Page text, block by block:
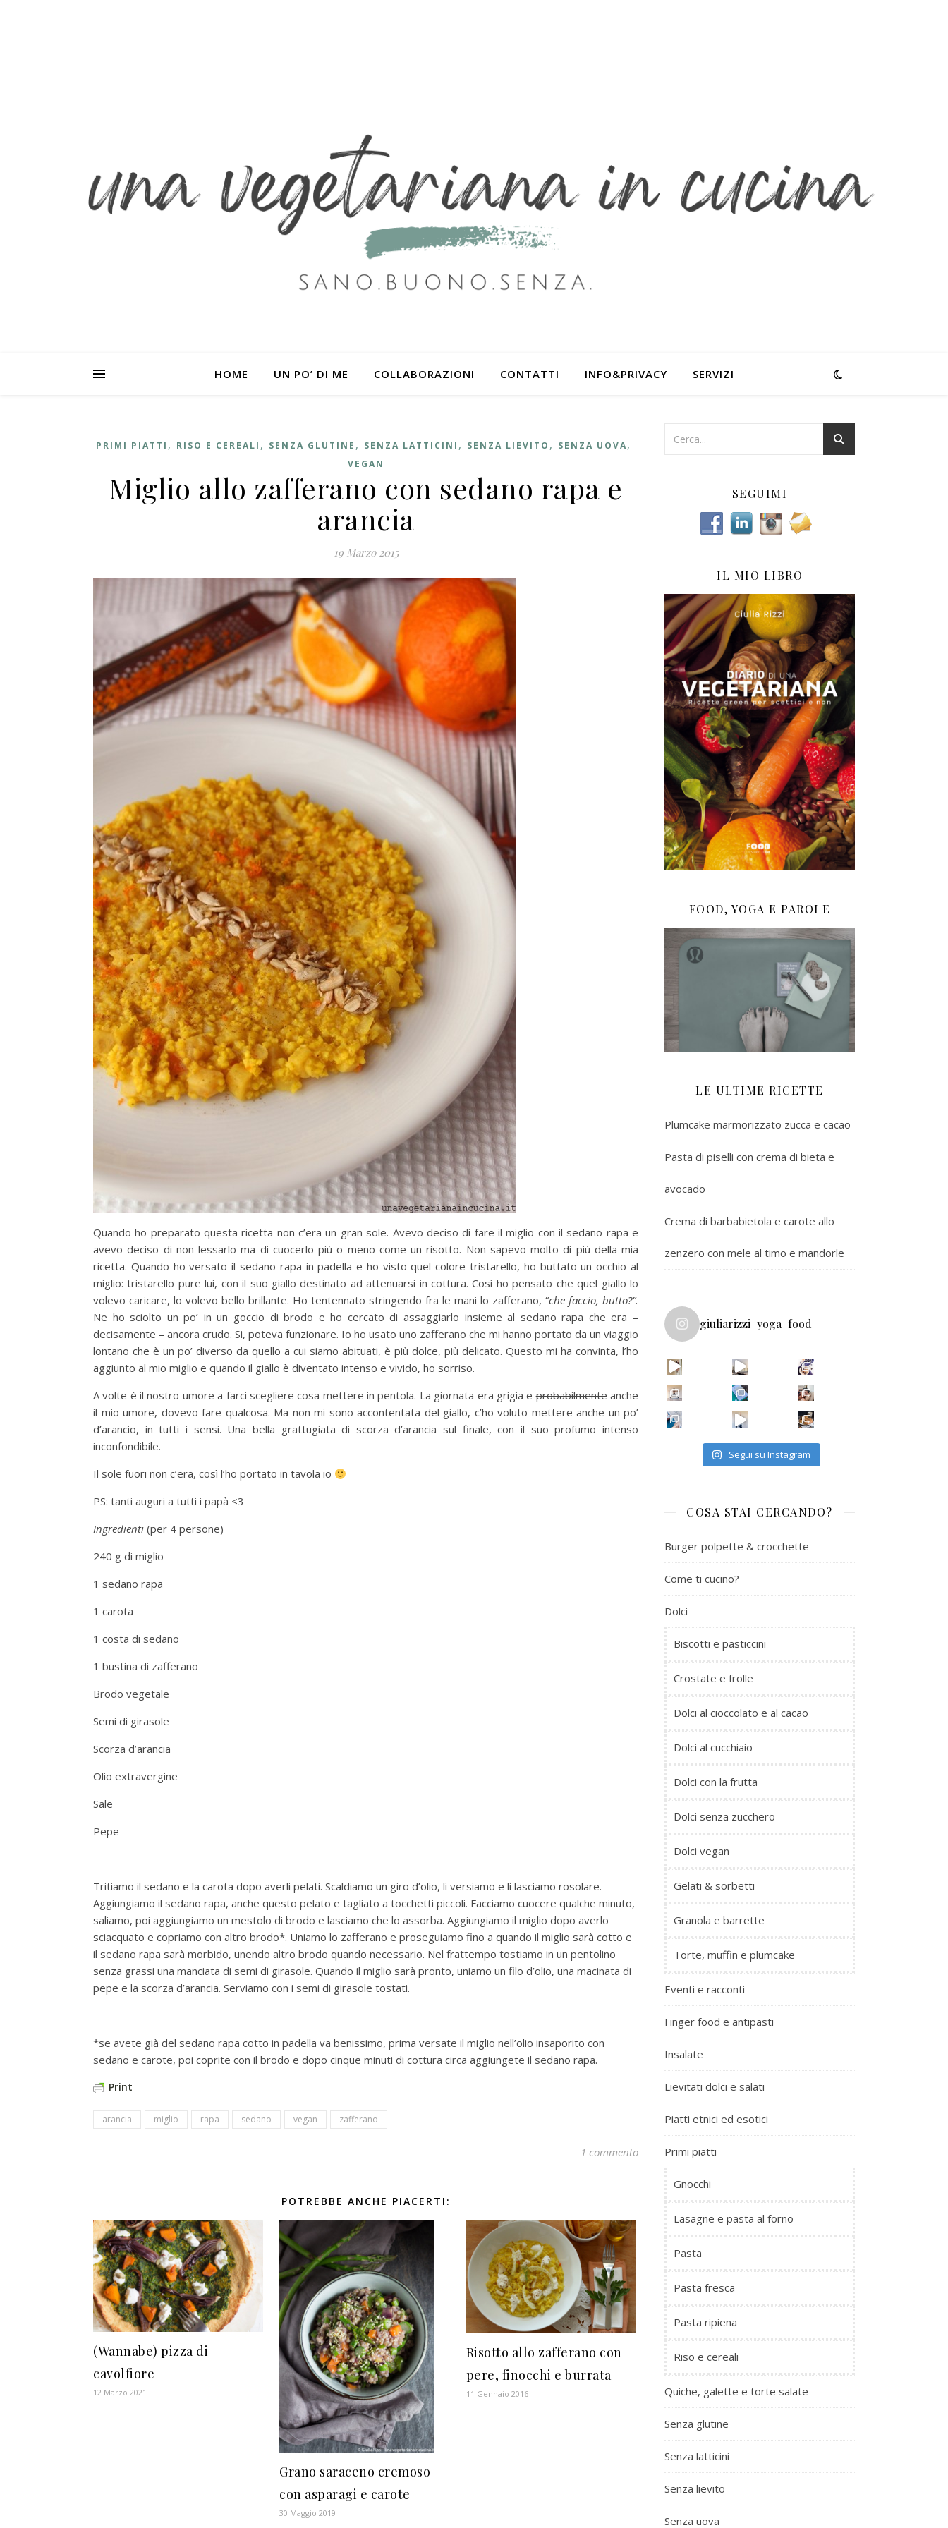
HOME UN PO’ DI ME COLLABORAZIONI CONTATTI INFO&PRIVACY SERVIZI
PRIMI PIATTI , RISO E CEREALI , SENZA GLUTINE , SENZA LATTICINI , SENZA LIEVITO , SENZA UOVA,
VEGAN
Miglio allo zafferano con sedano rapa e
arancia
19 Marzo 2015
Quando ho preparato questa ricetta non c’era un gran sole. Avevo deciso di fare il miglio con il sedano rapa e
avevo deciso di non lessarlo ma di cuocerlo più o meno come un risotto. Non sapevo molto di più della mia
ricetta. Quando ho versato il sedano rapa in padella e ho visto quel colore tristarello, ho buttato un occhio al
miglio: tristarello pure lui, con il suo giallo destinato ad attenuarsi in cottura. Così ho pensato che quel giallo lo
volevo caricare, lo volevo bello brillante. Ho tentennato stringendo fra le mani lo zafferano, “che faccio, butto?”.
Ne ho sciolto un po’ in un goccio di brodo e ho cercato di assaggiarlo insieme al sedano rapa che era –
decisamente – ancora crudo. Si, poteva funzionare. Io ho usato uno zafferano che mi hanno portato da un viaggio
lontano che è un po’ diverso da quello a cui siamo abituati, è più dolce, più delicato. Questo mi ha convinta, l’ho
aggiunto al mio miglio e quando il giallo è diventato intenso e vivido, ho sorriso.
A volte è il nostro umore a farci scegliere cosa mettere in pentola. La giornata era grigia eprobabilmenteanche
il mio umore, dovevo fare qualcosa. Ma non mi sono accontentata del giallo, c’ho voluto mettere anche un po’
d’arancio, in tutti i sensi. Una bella grattugiata di scorza d’arancia sul finale, con il suo profumo intenso
inconfondibile.
Il sole fuori non c’era, così l’ho portato in tavola io
PS: tanti auguri a tutti i papà <3
Ingredienti (per 4 persone)
240 g di miglio
1 sedano rapa
1 carota
1 costa di sedano
1 bustina di zafferano
Brodo vegetale
Semi di girasole
Scorza d’arancia
Olio extravergine
Sale
Pepe
Tritiamo il sedano e la carota dopo averli pelati. Scaldiamo un giro d’olio, li versiamo e li lasciamo rosolare.
Aggiungiamo il sedano rapa, anche questo pelato e tagliato a tocchetti piccoli. Facciamo cuocere qualche minuto,
saliamo, poi aggiungiamo un mestolo di brodo e lasciamo che lo assorba. Aggiungiamo il miglio dopo averlo
sciacquato e copriamo con altro brodo*. Uniamo lo zafferano e proseguiamo fino a quando il miglio sarà cotto e
il sedano rapa sarà morbido, unendo altro brodo quando necessario. Nel frattempo tostiamo in un pentolino
senza grassi una manciata di semi di girasole. Quando il miglio sarà pronto, uniamo un filo d’olio, una macinata di
pepe e la scorza d’arancia. Serviamo con i semi di girasole tostati.
*se avete già del sedano rapa cotto in padella va benissimo, prima versate il miglio nell’olio insaporito con
sedano e carote, poi coprite con il brodo e dopo cinque minuti di cottura circa aggiungete il sedano rapa.
Print
arancia miglio rapa sedano vegan zafferano
1 commento
POTREBBE ANCHE PIACERTI:
(Wannabe) pizza di
cavolfiore
12 Marzo 2021
Grano saraceno cremoso
con asparagi e carote
30 Maggio 2019
Risotto allo zafferano con
pere, finocchi e burrata
11 Gennaio 2016
SEGUIMI
IL MIO LIBRO
FOOD, YOGA E PAROLE
LE ULTIME RICETTE
Plumcake marmorizzato zucca e cacao
Pasta di piselli con crema di bieta e
avocado
Crema di barbabietola e carote allo
zenzero con mele al timo e mandorle
giuliarizzi_yoga_food
Segui su Instagram
COSA STAI CERCANDO?
Burger polpette & crocchette
Come ti cucino?
Dolci
Biscotti e pasticcini
Crostate e frolle
Dolci al cioccolato e al cacao
Dolci al cucchiaio
Dolci con la frutta
Dolci senza zucchero
Dolci vegan
Gelati & sorbetti
Granola e barrette
Torte, muffin e plumcake
Eventi e racconti
Finger food e antipasti
Insalate
Lievitati dolci e salati
Piatti etnici ed esotici
Primi piatti
Gnocchi
Lasagne e pasta al forno
Pasta
Pasta fresca
Pasta ripiena
Riso e cereali
Quiche, galette e torte salate
Senza glutine
Senza latticini
Senza lievito
Senza uova